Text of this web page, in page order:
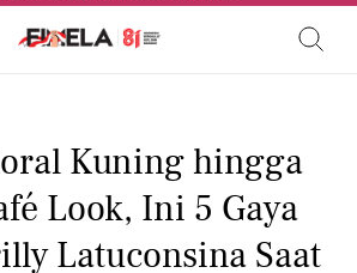
Kuning hingga
Look, Ini 5 Gaya
Latuconsina Saat